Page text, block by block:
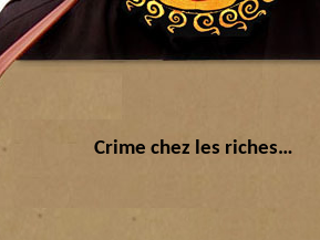
Crime chez les riches…